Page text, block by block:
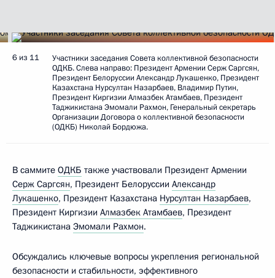
6 из 11
Участники заседания Совета коллективной безопасности
ОДКБ. Слева направо: Президент Армении Серж Саргсян,
Президент Белоруссии Александр Лукашенко, Президент
Казахстана Нурсултан Назарбаев, Владимир Путин,
Президент Киргизии Алмазбек Атамбаев, Президент
Таджикистана Эмомали Рахмон, Генеральный секретарь
Организации Договора о коллективной безопасности
(ОДКБ) Николай Бордюжа.
В саммите ОДКБ также участвовали Президент Армении
Серж Саргсян, Президент Белоруссии Александр
Лукашенко, Президент Казахстана Нурсултан Назарбаев,
Президент Киргизии Алмазбек Атамбаев, Президент
Таджикистана Эмомали Рахмон.
Обсуждались ключевые вопросы укрепления региональной
безопасности и стабильности, эффективного